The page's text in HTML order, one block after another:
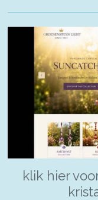
klik hier